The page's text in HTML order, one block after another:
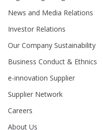
News and Media Relations
Investor Relations
Our Company Sustainability
Business Conduct & Ethnics
e-innovation Supplier
Supplier Network
Careers
About Us